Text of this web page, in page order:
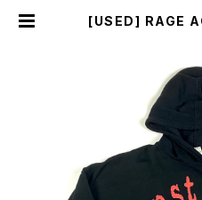
[USED] RAGE